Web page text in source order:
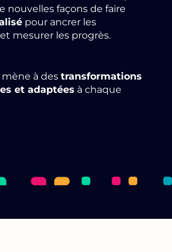
nouvelles façons de faire
pour ancrer les
mesurer les progrès.
à des transformations
et adaptées à chaque